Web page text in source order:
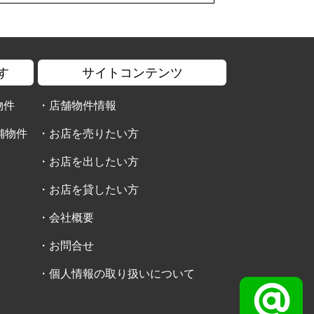
件
物件
サイトコンテンツ
・ 店舗物件情報
・ お店を売りたい方
・ お店を出したい方
・ お店を貸したい方
・会社概要
・ お問合せ
・個人情報の取り扱いについて